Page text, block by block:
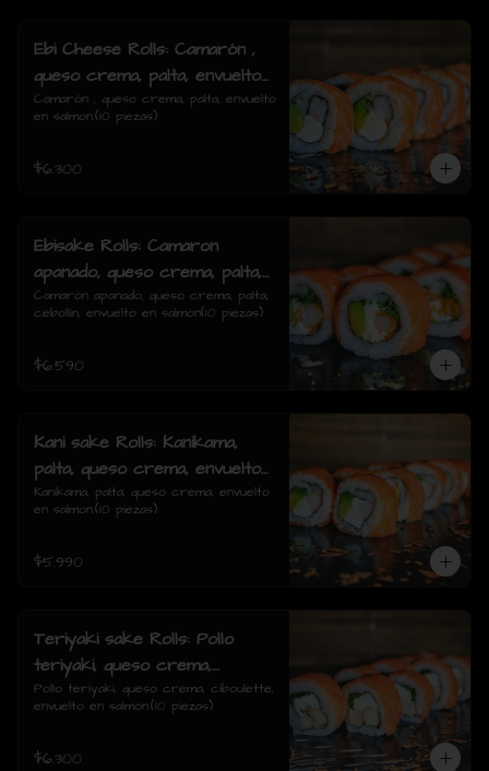
Ebi Cheese Rolls: Camarón ,
queso crema, palta, envuelto
en salmon.
Camarón , queso crema, palta, envuelto
en salmon.(10 piezas)
$6.300
Ebisake Rolls: Camaron
apanado, queso crema, palta,
cebollin, envuelto en salmon
Camarón apanado, queso crema, palta,
cebollín, envuelto en salmón(10 piezas)
$6.590
Kani sake Rolls: Kanikama,
palta, queso crema, envuelto
en salmon.
Kanikama, palta, queso crema, envuelto
en salmon.(10 piezas)
$5.990
Teriyaki sake Rolls: Pollo
teriyaki, queso crema,
ciboulette, envuelto en
salmón.
Pollo teriyaki, queso crema, ciboulette,
envuelto en salmón.(10 piezas)
$6.300